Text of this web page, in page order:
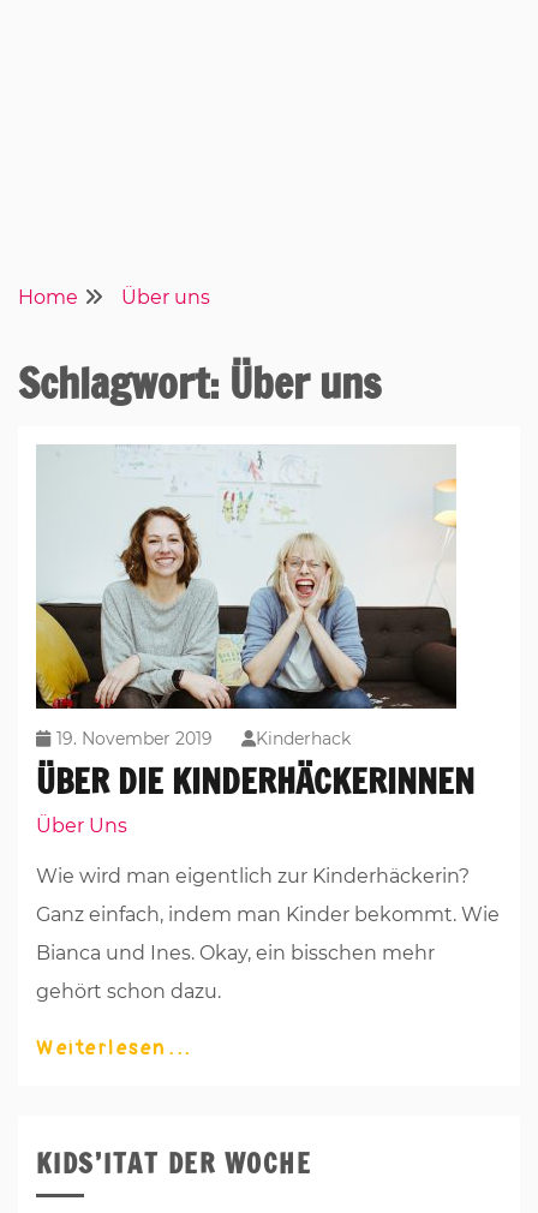
Home Über uns
Schlagwort: Über uns
19. November 2019 Kinderhack
ÜBER DIE KINDERHÄCKERINNEN
Über Uns
Wie wird man eigentlich zur Kinderhäckerin?
Ganz einfach, indem man Kinder bekommt. Wie
Bianca und Ines. Okay, ein bisschen mehr
gehört schon dazu.
Weiterlesen
KIDS’ITAT DER WOCHE